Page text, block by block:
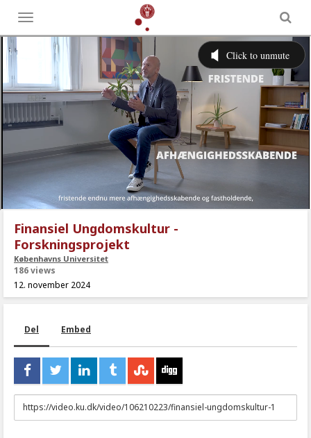
Toggle
menu
Finansiel Ungdomskultur -
Forskningsprojekt
Københavns Universitet
186 views
12. november 2024
Del Embed
URL
to